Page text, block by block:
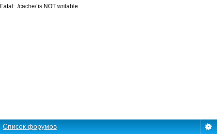
Список форумов
Fatal: ./cache/ is NOT writable.